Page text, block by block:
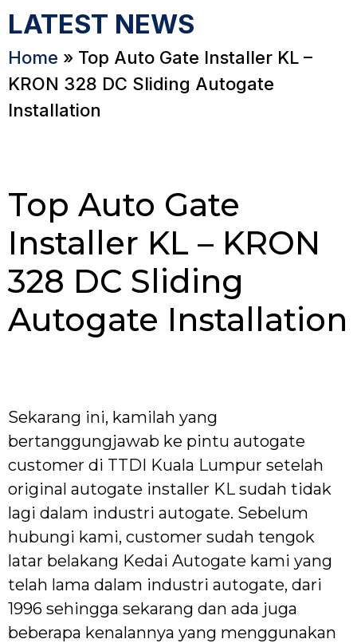
LATEST NEWS
Home » Top Auto Gate Installer KL –
KRON 328 DC Sliding Autogate
Installation
Top Auto Gate
Installer KL – KRON
328 DC Sliding
Autogate Installation
Sekarang ini, kamilah yang
bertanggungjawab ke pintu autogate
customer di TTDI Kuala Lumpur setelah
original autogate installer KL sudah tidak
lagi dalam industri autogate. Sebelum
hubungi kami, customer sudah tengok
latar belakang Kedai Autogate kami yang
telah lama dalam industri autogate, dari
1996 sehingga sekarang dan ada juga
beberapa kenalannya yang menggunakan